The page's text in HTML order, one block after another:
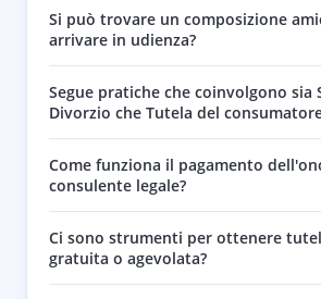
Si può trovare un composizione
arrivare in udienza?
Segue pratiche che coinvolgono sia
Divorzio che Tutela del
Come funziona il pagamento
consulente legale?
Ci sono strumenti per ottenere
gratuita o agevolata?